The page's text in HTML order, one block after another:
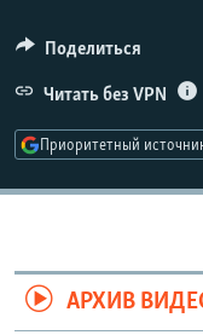
Все сайты РСЕ/РС
Поделиться
Читать без VPN
Приоритетный
АРХИВ